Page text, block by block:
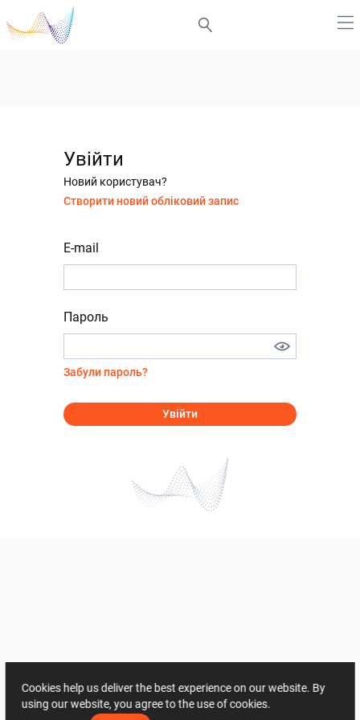
Увійти
Новий користувач?
Створити новий обліковий запис
E-mail
Пароль
Забули пароль?
Увійти
Cookies help us deliver the best experience on our website. By
using our website, you agree to the use of cookies.